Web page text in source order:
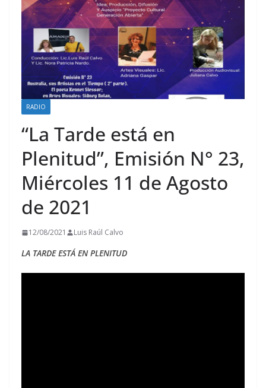
RADIO
“La Tarde está en
Plenitud”, Emisión N° 23,
Miércoles 11 de Agosto
de 2021
12/08/2021 Luis Raúl Calvo
LA TARDE ESTÁ EN PLENITUD